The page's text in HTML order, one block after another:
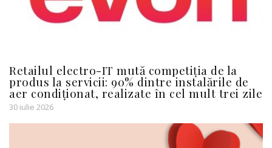
Retailul electro-IT mută competiția de la
produs la servicii: 90% dintre instalările de
aer condiționat, realizate în cel mult trei zile
30 iulie 2026